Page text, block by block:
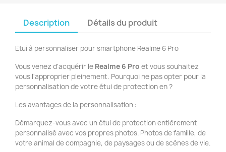
Description Détails du produit
Etui à personnaliser pour smartphone Realme 6 Pro
Vous venez d'acquérir le Realme 6 Pro et vous souhaitez
vous l'approprier pleinement. Pourquoi ne pas opter pour la
personnalisation de votre étui de protection en ?
Les avantages de la personnalisation :
Démarquez-vous avec un étui de protection entièrement
personnalisé avec vos propres photos. Photos de famille, de
votre animal de compagnie, de paysages ou de scènes de vie.